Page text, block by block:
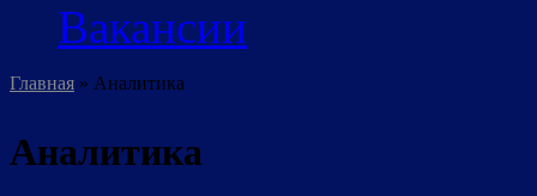
Вакансии
Главная » Аналитика
Аналитика